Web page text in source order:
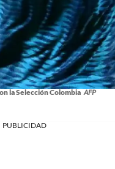
la Selección Colombia AFP
PUBLICIDAD